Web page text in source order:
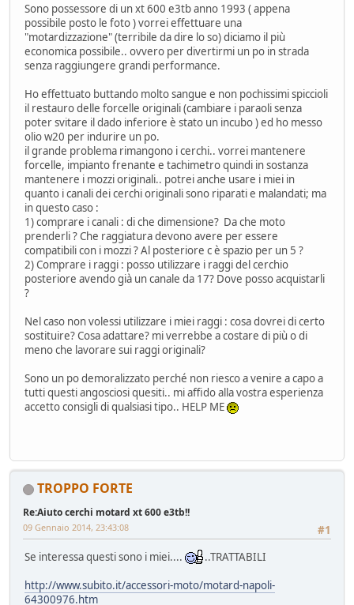
Sono possessore di un xt 600 e3tb anno 1993 ( appena
possibile posto le foto ) vorrei effettuare una
"motardizzazione" (terribile da dire lo so) diciamo il più
economica possibile.. ovvero per divertirmi un po in strada
senza raggiungere grandi performance.
Ho effettuato buttando molto sangue e non pochissimi spiccioli
il restauro delle forcelle originali (cambiare i paraoli senza
poter svitare il dado inferiore è stato un incubo ) ed ho messo
olio w20 per indurire un po.
il grande problema rimangono i cerchi.. vorrei mantenere
forcelle, impianto frenante e tachimetro quindi in sostanza
mantenere i mozzi originali.. potrei anche usare i miei in
quanto i canali dei cerchi originali sono riparati e malandati; ma
in questo caso :
1) comprare i canali : di che dimensione? Da che moto
prenderli ? Che raggiatura devono avere per essere
compatibili con i mozzi ? Al posteriore c è spazio per un 5 ?
2) Comprare i raggi : posso utilizzare i raggi del cerchio
posteriore avendo già un canale da 17? Dove posso acquistarli
?
Nel caso non volessi utilizzare i miei raggi : cosa dovrei di certo
sostituire? Cosa adattare? mi verrebbe a costare di più o di
meno che lavorare sui raggi originali?
Sono un po demoralizzato perché non riesco a venire a capo a
tutti questi angosciosi quesiti.. mi affido alla vostra esperienza
accetto consigli di qualsiasi tipo.. HELP ME
TROPPO FORTE
Re:Aiuto cerchi motard xt 600 e3tb!!
#1
09 Gennaio 2014, 23:43:08
Se interessa questi sono i miei....
..TRATTABILI
http://www.subito.it/accessori-moto/motard-napoli-
64300976.htm